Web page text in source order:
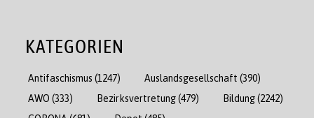
KATEGORIEN
Antifaschismus (1247) Auslandsgesellschaft (390)
AWO (333) Bezirksvertretung(479) Bildung(2242)